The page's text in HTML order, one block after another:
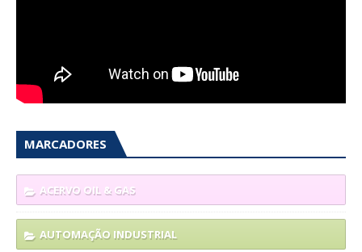
MARCADORES
ACERVO OIL & GAS
AUTOMAÇÃO INDUSTRIAL